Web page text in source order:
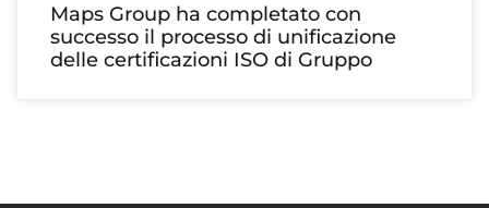
Maps Group ha completato con
successo il processo di unificazione
delle certificazioni ISO di Gruppo